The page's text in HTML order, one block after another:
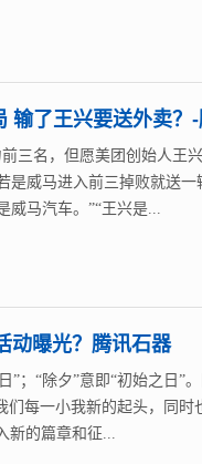
输了王兴要送外卖？
三名，但愿美团创始人王
威马进入前三掉败就送一
威马汽车。”“王兴是...
动曝光？腾讯石器
”；“除夕”意即“初始之日”
每一小我新的起头，同时
新的篇章和征...